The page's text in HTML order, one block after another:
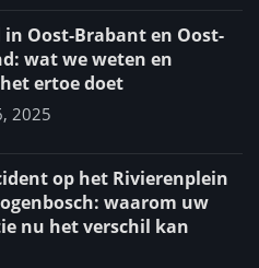
in Oost-Brabant en Oost-
wat we weten en
ertoe doet
2025
op het Rivierenplein
waarom uw
nu het verschil kan